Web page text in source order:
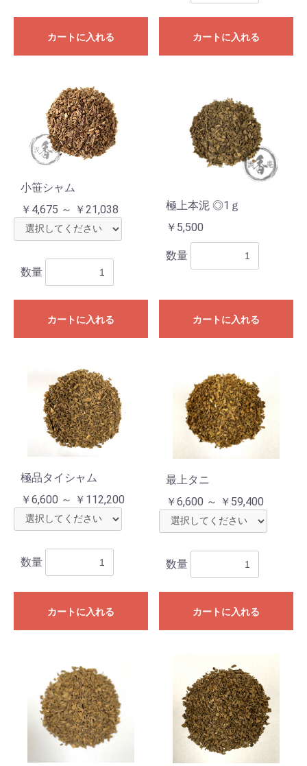
カートに入れる カートに入れる
小笹シャム
￥4,675 ～ ￥21,038
数量
カートに入れる
極上本泥 ◎1ｇ
￥5,500
数量
カートに入れる
極品タイシャム
￥6,600 ～ ￥112,200
数量
カートに入れる
最上タニ
￥6,600 ～ ￥59,400
数量
カートに入れる